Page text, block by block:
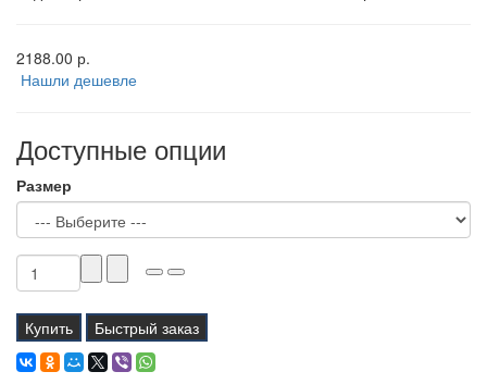
2188.00 р.
Нашли дешевле
Доступные опции
Размер
Купить Быстрый заказ